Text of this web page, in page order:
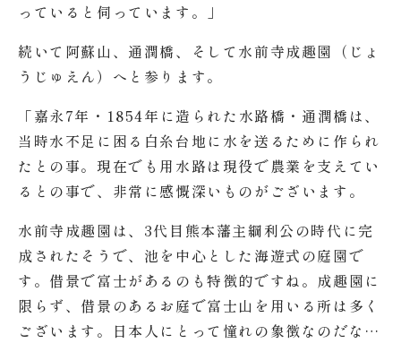
っていると伺っています。」
続いて阿蘇山、通潤橋、そして水前寺成趣園（じょ
うじゅえん）へと参ります。
「嘉永7年・1854年に造られた水路橋・通潤橋は、
当時水不足に困る白糸台地に水を送るために作られ
たとの事。現在でも用水路は現役で農業を支えてい
るとの事で、非常に感慨深いものがございます。
水前寺成趣園は、3代目熊本藩主綱利公の時代に完
成されたそうで、池を中心とした海遊式の庭園で
す。借景で富士があるのも特徴的ですね。成趣園に
限らず、借景のあるお庭で富士山を用いる所は多く
ございます。日本人にとって憧れの象徴なのだな…